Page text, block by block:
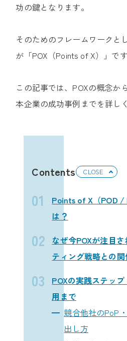
功の鍵となります。
そのためのフレームワークと
が「POX（Points of X）」です
この記事では、POXの概念か
本企業の成功事例までを詳し
Contents
Points of X（POD /
は？
なぜ今POXが注目
ティング戦略との
POXの実践ステッ
用まで
競合他社のPoP
出し方